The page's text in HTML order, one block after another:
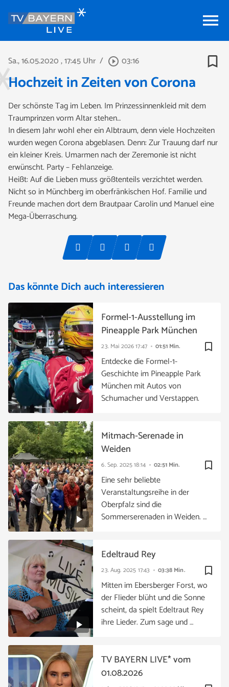
menu
Sa., 16.05.2020, 17:45 Uhr / play_circle_outline 03:16 bookmark_border
Hochzeit in Zeiten von Corona
Der schönste Tag im Leben. Im Prinzessinnenkleid mit dem
Traumprinzen vorm Altar stehen…
In diesem Jahr wohl eher ein Albtraum, denn viele Hochzeiten
wurden wegen Corona abgeblasen. Denn: Zur Trauung darf nur
ein kleiner Kreis. Umarmen nach der Zeremonie ist nicht
erwünscht. Party – Fehlanzeige.
Heißt: Auf die Lieben muss größtenteils verzichtet werden.
Nicht so in Münchberg im oberfränkischen Hof. Familie und
Freunde machen dort dem Brautpaar Carolin und Manuel eine
Mega-Überraschung.
Das könnte Dich auch interessieren
bookmark_border
23. Mai 202617:47 01:51 Min.
Formel-1-Ausstellung im
Pineapple Park München
Entdecke die Formel-1-
Geschichte im Pineapple Park
München mit Autos von
Schumacher und Verstappen.
bookmark_border
6. Sep. 202518:14 02:51 Min.
Mitmach-Serenade in
Weiden
Eine sehr beliebte
Veranstaltungsreihe in der
Oberpfalz sind die
Sommerserenaden in Weiden. …
bookmark_border
23. Aug. 2025 17:43 03:38 Min.
Edeltraud Rey
Mitten im Ebersberger Forst, wo
der Flieder blüht und die Sonne
scheint, da spielt Edeltraut Rey
ihre Lieder. Zum sage und …
TV BAYERN LIVE* vom
01.08.2026